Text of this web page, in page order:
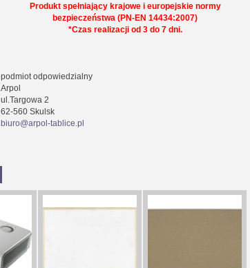
Produkt spełniający krajowe i europejskie normy
bezpieczeństwa (PN-EN 14434:2007)
*Czas realizacji od 3 do 7 dni.
podmiot odpowiedzialny
Arpol
ul.Targowa 2
62-560 Skulsk
biuro@arpol-tablice.pl